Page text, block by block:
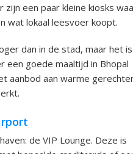
zijn een paar kleine kiosks
wat lokaal leesvoer koopt.
dan in de stad, maar het is
een goede maaltijd in Bhopal
aanbod aan warme
de VIP Lounge. Deze is